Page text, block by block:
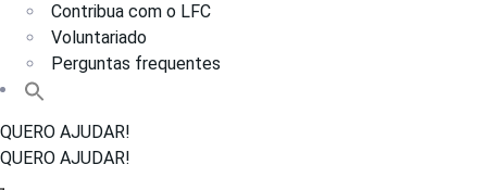
Contribua com o LFC
Voluntariado
Perguntas frequentes
QUERO AJUDAR!
QUERO AJUDAR!